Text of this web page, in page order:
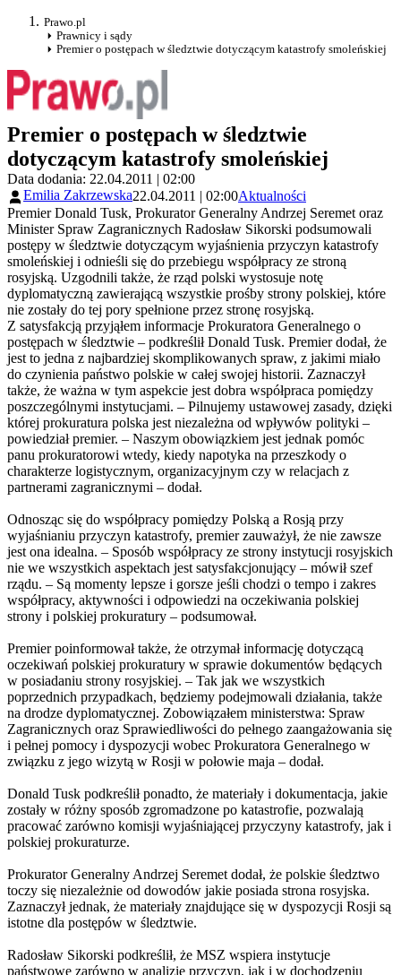
Prawo.pl
Prawnicy i sądy
Premier o postępach w śledztwie dotyczącym katastrofy smoleńskiej
Premier o postępach w śledztwie
dotyczącym katastrofy smoleńskiej
Data dodania: 22.04.2011 | 02:00
Emilia Zakrzewska22.04.2011 | 02:00Aktualności
Premier Donald Tusk, Prokurator Generalny Andrzej Seremet oraz
Minister Spraw Zagranicznych Radosław Sikorski podsumowali
postępy w śledztwie dotyczącym wyjaśnienia przyczyn katastrofy
smoleńskiej i odnieśli się do przebiegu współpracy ze stroną
rosyjską. Uzgodnili także, że rząd polski wystosuje notę
dyplomatyczną zawierającą wszystkie prośby strony polskiej, które
nie zostały do tej pory spełnione przez stronę rosyjską.
Z satysfakcją przyjąłem informacje Prokuratora Generalnego o
postępach w śledztwie – podkreślił Donald Tusk. Premier dodał, że
jest to jedna z najbardziej skomplikowanych spraw, z jakimi miało
do czynienia państwo polskie w całej swojej historii. Zaznaczył
także, że ważna w tym aspekcie jest dobra współpraca pomiędzy
poszczególnymi instytucjami. – Pilnujemy ustawowej zasady, dzięki
której prokuratura polska jest niezależna od wpływów polityki –
powiedział premier. – Naszym obowiązkiem jest jednak pomóc
panu prokuratorowi wtedy, kiedy napotyka na przeszkody o
charakterze logistycznym, organizacyjnym czy w relacjach z
partnerami zagranicznymi – dodał.
Odnosząc się do współpracy pomiędzy Polską a Rosją przy
wyjaśnianiu przyczyn katastrofy, premier zauważył, że nie zawsze
jest ona idealna. – Sposób współpracy ze strony instytucji rosyjskich
nie we wszystkich aspektach jest satysfakcjonujący – mówił szef
rządu. – Są momenty lepsze i gorsze jeśli chodzi o tempo i zakres
współpracy, aktywności i odpowiedzi na oczekiwania polskiej
strony i polskiej prokuratury – podsumował.
Premier poinformował także, że otrzymał informację dotyczącą
oczekiwań polskiej prokuratury w sprawie dokumentów będących
w posiadaniu strony rosyjskiej. – Tak jak we wszystkich
poprzednich przypadkach, będziemy podejmowali działania, także
na drodze dyplomatycznej. Zobowiązałem ministerstwa: Spraw
Zagranicznych oraz Sprawiedliwości do pełnego zaangażowania się
i pełnej pomocy i dyspozycji wobec Prokuratora Generalnego w
związku z jego wizytą w Rosji w połowie maja – dodał.
Donald Tusk podkreślił ponadto, że materiały i dokumentacja, jakie
zostały w różny sposób zgromadzone po katastrofie, pozwalają
pracować zarówno komisji wyjaśniającej przyczyny katastrofy, jak i
polskiej prokuraturze.
Prokurator Generalny Andrzej Seremet dodał, że polskie śledztwo
toczy się niezależnie od dowodów jakie posiada strona rosyjska.
Zaznaczył jednak, że materiały znajdujące się w dyspozycji Rosji są
istotne dla postępów w śledztwie.
Radosław Sikorski podkreślił, że MSZ wspiera instytucje
państwowe zarówno w analizie przyczyn, jak i w dochodzeniu